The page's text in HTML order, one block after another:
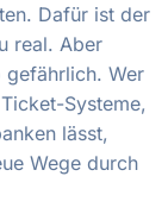
Dafür ist der
real. Aber
gefährlich. Wer
Systeme,
lässt,
Wege durch